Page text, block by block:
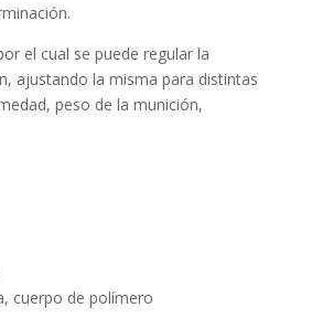
el cual se puede regular la
ajustando la misma para distintas
peso de la munición,
cuerpo de polímero